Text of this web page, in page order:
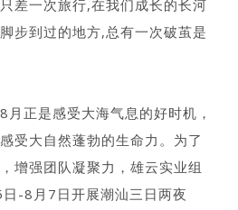
差一次旅行,在我们成长的长河
步到过的地方,总有一次破茧是
正是感受大海气息的好时机，
受大自然蓬勃的生命力。为了
增强团队凝聚力，雄云实业组
-8月7日开展潮汕三日两夜